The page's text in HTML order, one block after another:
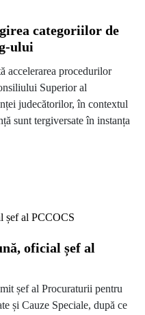
categoriilor de
ului
accelerarea procedurilor
Superior al
judecătorilor, în contextul
sunt tergiversate în instanța
oficial șef al
șef al Procuraturii pentru
și Cauze Speciale, după ce